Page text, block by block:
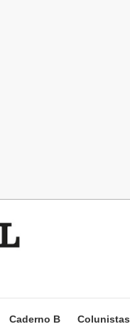
Caderno B Colunistas